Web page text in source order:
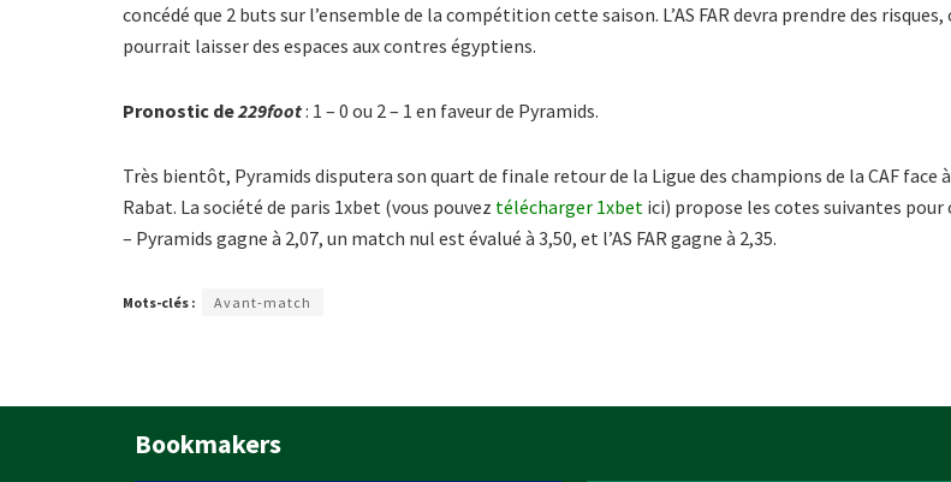
concédé que 2 buts sur l’ensemble de la compétition cette saison. L’AS FAR devra prendre des risques,
pourrait laisser des espaces aux contres égyptiens.
Pronostic de229foot: 1 – 0 ou 2 – 1 en faveur de Pyramids.
Très bientôt, Pyramids disputera son quart de finale retour de la Ligue des champions de la CAF face à
Rabat. La société de paris 1xbet (vous pouvez télécharger 1xbet ici) propose les cotes suivantes pour
– Pyramids gagne à 2,07, un match nul est évalué à 3,50, et l’AS FAR gagne à 2,35.
Mots-clés : Avant-match
Bookmakers